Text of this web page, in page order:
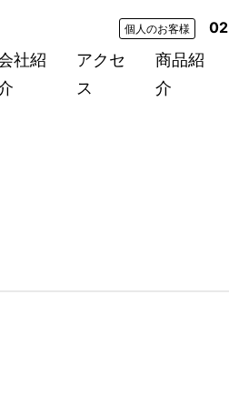
個人のお客様
社紹
アクセ
ス
商品紹
介